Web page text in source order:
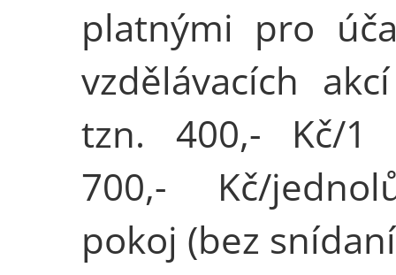
platnými pro
vzdělávacích
tzn. 400,- Kč/1
700,- Kč/
pokoj (bez